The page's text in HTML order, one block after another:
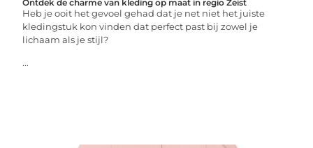
Ontdek de charme van kleding op maat in regio Zeist
Heb je ooit het gevoel gehad dat je net niet het juiste
kledingstuk kon vinden dat perfect past bij zowel je
lichaam als je stijl?
...